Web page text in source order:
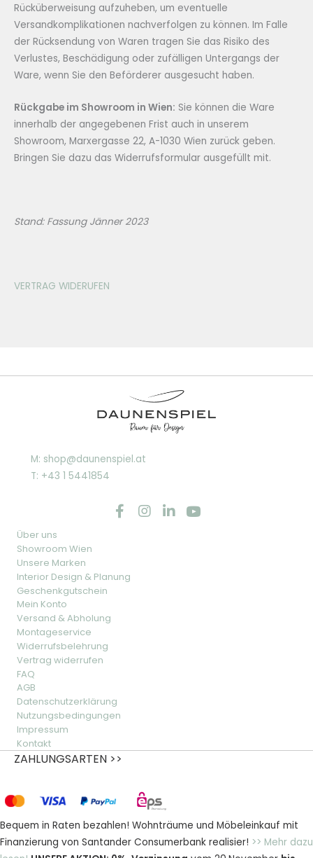
Rücküberweisung aufzuheben, um eventuelle
Versandkomplikationen nachverfolgen zu können. Im Falle
der Rücksendung von Waren tragen Sie das Risiko des
Verlustes, Beschädigung oder zufälligen Untergangs der
Ware, wenn Sie den Beförderer ausgesucht haben.
Rückgabe im Showroom in Wien: Sie können die Ware
innerhalb der angegebenen Frist auch in unserem
Showroom, Marxergasse 22, A-1030 Wien zurück geben.
Bringen Sie dazu das Widerrufsformular ausgefüllt mit.
Stand: Fassung Jänner 2023
VERTRAG WIDERUFEN
M: shop@daunenspiel.at
T: +43 1 5441854
Über uns
Showroom Wien
Unsere Marken
Interior Design & Planung
Geschenkgutschein
Mein Konto
Versand & Abholung
Montageservice
Widerrufsbelehrung
Vertrag widerrufen
FAQ
AGB
Datenschutzerklärung
Nutzungsbedingungen
Impressum
Kontakt
ZAHLUNGSARTEN >>
Bequem in Raten bezahlen! Wohnträume und Möbeleinkauf mit
Finanzierung von Santander Consumerbank realisier! >> Mehr dazu